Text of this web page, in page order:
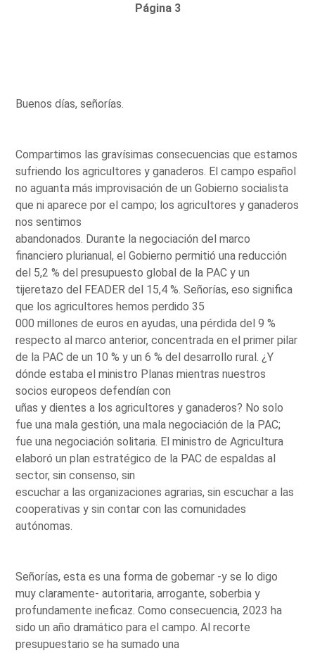
Página 3
Buenos días, señorías.
Compartimos las gravísimas consecuencias que estamos
sufriendo los agricultores y ganaderos. El campo español
no aguanta más improvisación de un Gobierno socialista
que ni aparece por el campo; los agricultores y ganaderos
nos sentimos
abandonados. Durante la negociación del marco
financiero plurianual, el Gobierno permitió una reducción
del 5,2 % del presupuesto global de la PAC y un
tijeretazo del FEADER del 15,4 %. Señorías, eso significa
que los agricultores hemos perdido 35
000 millones de euros en ayudas, una pérdida del 9 %
respecto al marco anterior, concentrada en el primer pilar
de la PAC de un 10 % y un 6 % del desarrollo rural. ¿Y
dónde estaba el ministro Planas mientras nuestros
socios europeos defendían con
uñas y dientes a los agricultores y ganaderos? No solo
fue una mala gestión, una mala negociación de la PAC;
fue una negociación solitaria. El ministro de Agricultura
elaboró un plan estratégico de la PAC de espaldas al
sector, sin consenso, sin
escuchar a las organizaciones agrarias, sin escuchar a las
cooperativas y sin contar con las comunidades
autónomas.
Señorías, esta es una forma de gobernar -y se lo digo
muy claramente- autoritaria, arrogante, soberbia y
profundamente ineficaz. Como consecuencia, 2023 ha
sido un año dramático para el campo. Al recorte
presupuestario se ha sumado una